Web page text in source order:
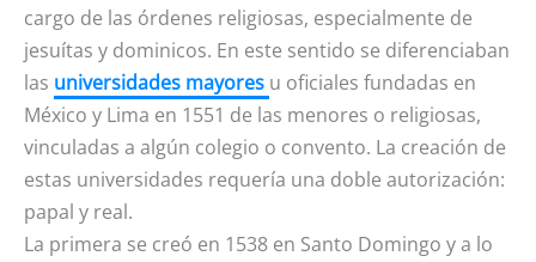
cargo de las órdenes religiosas, especialmente de
jesuítas y dominicos. En este sentido se diferenciaban
las universidades mayores u oficiales fundadas en
México y Lima en 1551 de las menores o religiosas,
vinculadas a algún colegio o convento. La creación de
estas universidades requería una doble autorización:
papal y real.
La primera se creó en 1538 en Santo Domingo y a lo